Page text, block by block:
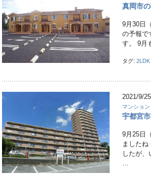
真岡市
9月30日
の予報で
す。 9月
タグ:2LDK
2021/9/25
マンション
宇都宮
9月25日
ました
したが、
…